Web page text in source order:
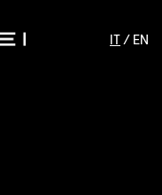
IT / EN